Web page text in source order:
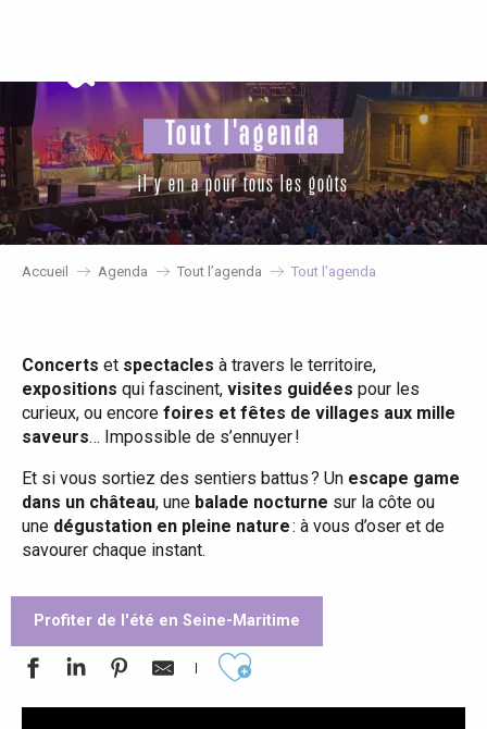
principal
Tout l'agenda
il y en a pour tous les goûts
Accueil Agenda Tout l’agenda Tout l’agenda
Concerts et spectacles à travers le territoire,
expositions qui fascinent, visites guidées pour les
curieux, ou encore foires et fêtes de villages aux mille
saveurs… Impossible de s’ennuyer !
Et si vous sortiez des sentiers battus ? Un escape game
dans un château, une balade nocturne sur la côte ou
une dégustation en pleine nature: à vous d’oser et de
savourer chaque instant.
Profiter de l'été en Seine-Maritime
Ajouter aux favoris